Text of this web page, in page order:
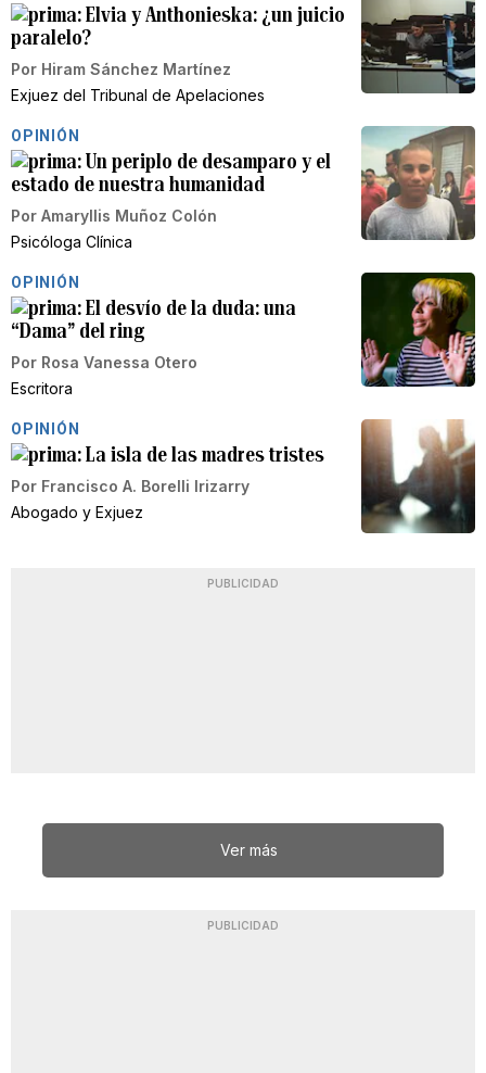
Elvia y Anthonieska: ¿un juicio
paralelo?
Por Hiram Sánchez Martínez
Exjuez del Tribunal de Apelaciones
OPINIÓN
Un periplo de desamparo y el
estado de nuestra humanidad
Por Amaryllis Muñoz Colón
Psicóloga Clínica
OPINIÓN
El desvío de la duda: una
“Dama” del ring
Por Rosa Vanessa Otero
Escritora
OPINIÓN
La isla de las madres tristes
Por Francisco A. Borelli Irizarry
Abogado y Exjuez
PUBLICIDAD
Ver más
PUBLICIDAD